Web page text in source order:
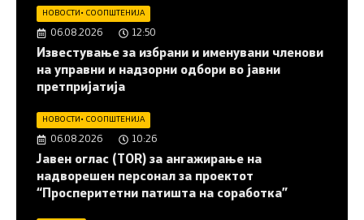
НОВОСТИ • СООПШТЕНИЈА
06.08.2026 12:50
Известување за избрани и именувани членови
на управни и надзорни одбори во јавни
претпријатија
НОВОСТИ • СООПШТЕНИЈА
06.08.2026 10:26
Јавен оглас (ТОR) за ангажирање на
надворешен персонал за проектот
“Просперитетни патишта на соработка”